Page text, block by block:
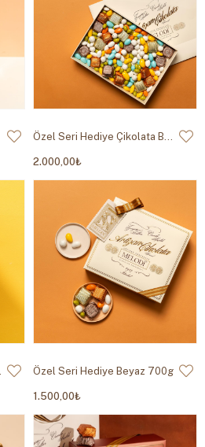
Özel Seri Hediye Çikolata Beyaz 950g
2.000,00₺
Özel Seri Hediye Beyaz 700g
1.500,00₺